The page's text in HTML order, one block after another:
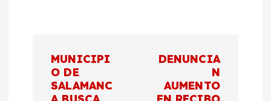
MUNICIPI
O DE
SALAMANC
DENUNCIA
N
AUMENTO